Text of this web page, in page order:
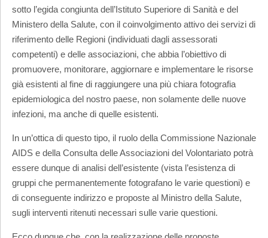
sotto l’egida congiunta dell’Istituto Superiore di Sanità e del
Ministero della Salute, con il coinvolgimento attivo dei servizi di
riferimento delle Regioni (individuati dagli assessorati
competenti) e delle associazioni, che abbia l’obiettivo di
promuovere, monitorare, aggiornare e implementare le risorse
già esistenti al fine di raggiungere una più chiara fotografia
epidemiologica del nostro paese, non solamente delle nuove
infezioni, ma anche di quelle esistenti.
In un’ottica di questo tipo, il ruolo della Commissione Nazionale
AIDS e della Consulta delle Associazioni del Volontariato potrà
essere dunque di analisi dell’esistente (vista l’esistenza di
gruppi che permanentemente fotografano le varie questioni) e
di conseguente indirizzo e proposte al Ministro della Salute,
sugli interventi ritenuti necessari sulle varie questioni.